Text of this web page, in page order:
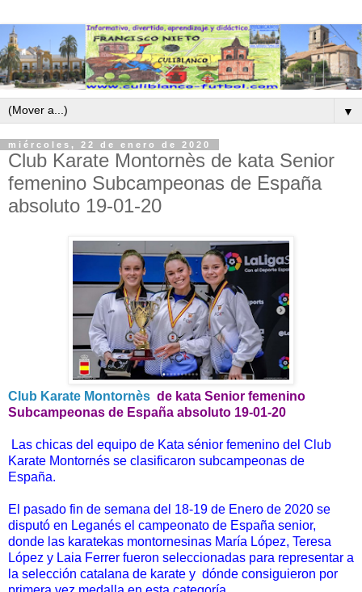
▼
miércoles, 22 de enero de 2020
Club Karate Montornès de kata Senior
femenino Subcampeonas de España
absoluto 19-01-20
Club Karate Montornès de kata Senior femenino
Subcampeonas de España absoluto 19-01-20
Las chicas del equipo de Kata sénior femenino del Club
Karate Montornés se clasificaron subcampeonas de
España.
El pasado fin de semana del 18-19 de Enero de 2020 se
disputó en Leganés el campeonato de España senior,
donde las karatekas montornesinas María López, Teresa
López y Laia Ferrer fueron seleccionadas para representar a
la selección catalana de karate y dónde consiguieron por